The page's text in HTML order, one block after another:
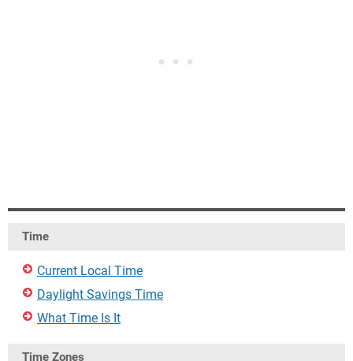
Time
Current Local Time
Daylight Savings Time
What Time Is It
Time Zones